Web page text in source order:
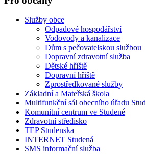
Služby obce
Odpadové hospodářství
Vodovody a kanalizace
Dům s pečovatelskou službou
Dopravní zdravotní služba
Dětské hřiště
Dopravní hřiště
Zprostředkované služby
Základní a Mateřská škola
Multifunkční sál obecního úřadu
Komunitní centrum ve Studené
Zdravotní středisko
TEP Studenska
INTERNET Studená
SMS informační služba